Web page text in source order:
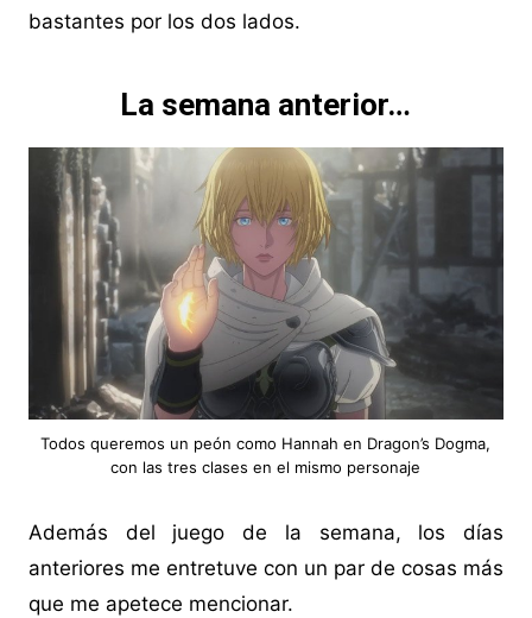
bastantes por los dos lados.
La semana anterior…
Todos queremos un peón como Hannah en Dragon’s Dogma,
con las tres clases en el mismo personaje
Además del juego de la semana, los días
anteriores me entretuve con un par de cosas más
que me apetece mencionar.